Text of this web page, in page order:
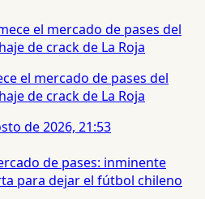
el mercado de pases del
de crack de La Roja
de 2026, 21:53